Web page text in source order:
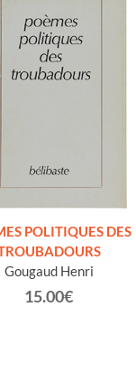
POLITIQUES DES
Gougaud Henri
15.00€